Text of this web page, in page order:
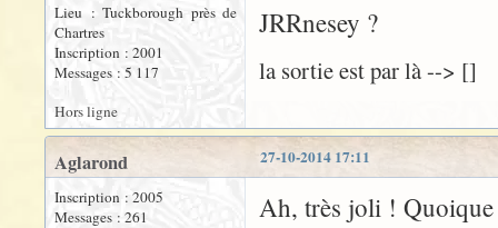
Lieu : Tuckborough près de
Chartres
Inscription : 2001
Messages : 5 117
JRRnesey ?
la sortie est par là --> []
Hors ligne
27-10-2014 17:11
Aglarond
Inscription : 2005
Messages : 261
Ah, très joli !